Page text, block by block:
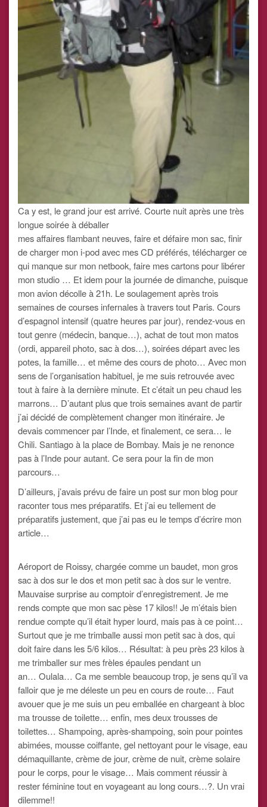
Ca y est, le grand jour est arrivé. Courte nuit après une très
longue soirée à déballer
mes affaires flambant neuves, faire et défaire mon sac, finir
de charger mon i-pod avec mes CD préférés, télécharger ce
qui manque sur mon netbook, faire mes cartons pour libérer
mon studio … Et idem pour la journée de dimanche, puisque
mon avion décolle à 21h. Le soulagement après trois
semaines de courses infernales à travers tout Paris. Cours
d’espagnol intensif (quatre heures par jour), rendez-vous en
tout genre (médecin, banque…), achat de tout mon matos
(ordi, appareil photo, sac à dos…), soirées départ avec les
potes, la famille… et même des cours de photo… Avec mon
sens de l’organisation habituel, je me suis retrouvée avec
tout à faire à la dernière minute. Et c’était un peu chaud les
marrons… D’autant plus que trois semaines avant de partir
j’ai décidé de complètement changer mon itinéraire. Je
devais commencer par l’Inde, et finalement, ce sera… le
Chili. Santiago à la place de Bombay. Mais je ne renonce
pas à l’Inde pour autant. Ce sera pour la fin de mon
parcours…
D’ailleurs, j’avais prévu de faire un post sur mon blog pour
raconter tous mes préparatifs. Et j’ai eu tellement de
préparatifs justement, que j’ai pas eu le temps d’écrire mon
article…
Aéroport de Roissy, chargée comme un baudet, mon gros
sac à dos sur le dos et mon petit sac à dos sur le ventre.
Mauvaise surprise au comptoir d’enregistrement. Je me
rends compte que mon sac pèse 17 kilos!! Je m’étais bien
rendue compte qu’il était hyper lourd, mais pas à ce point…
Surtout que je me trimballe aussi mon petit sac à dos, qui
doit faire dans les 5/6 kilos… Résultat: à peu près 23 kilos à
me trimballer sur mes frèles épaules pendant un
an… Oulala… Ca me semble beaucoup trop, je sens qu’il va
falloir que je me déleste un peu en cours de route… Faut
avouer que je me suis un peu emballée en chargeant à bloc
ma trousse de toilette… enfin, mes deux trousses de
toilettes… Shampoing, après-shampoing, soin pour pointes
abimées, mousse coiffante, gel nettoyant pour le visage, eau
démaquillante, crème de jour, crème de nuit, crème solaire
pour le corps, pour le visage… Mais comment réussir à
rester féminine tout en voyageant au long cours…?. Un vrai
dilemme!!